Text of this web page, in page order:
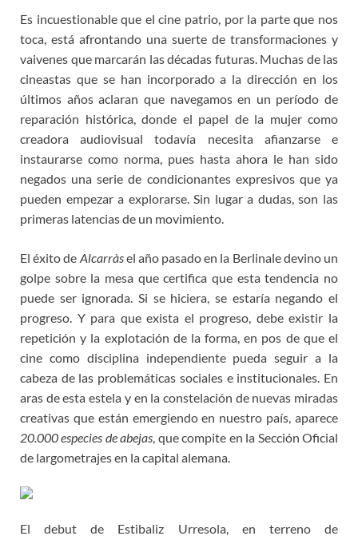
o
k
r
o
n
n
k
e
e
s
t
Es incuestionable que el cine patrio, por la parte que nos
toca, está afrontando una suerte de transformaciones y
vaivenes que marcarán las décadas futuras. Muchas de las
cineastas que se han incorporado a la dirección en los
últimos años aclaran que navegamos en un período de
reparación histórica, donde el papel de la mujer como
creadora audiovisual todavía necesita afianzarse e
instaurarse como norma, pues hasta ahora le han sido
negados una serie de condicionantes expresivos que ya
pueden empezar a explorarse. Sin lugar a dudas, son las
primeras latencias de un movimiento.
El éxito de Alcarràsel año pasado en la Berlinale devino un
golpe sobre la mesa que certifica que esta tendencia no
puede ser ignorada. Si se hiciera, se estaría negando el
progreso. Y para que exista el progreso, debe existir la
repetición y la explotación de la forma, en pos de que el
cine como disciplina independiente pueda seguir a la
cabeza de las problemáticas sociales e institucionales. En
aras de esta estela y en la constelación de nuevas miradas
creativas que están emergiendo en nuestro país, aparece
20.000 especies de abejas, que compite en la Sección Oficial
de largometrajes en la capital alemana.
El debut de Estibaliz Urresola, en terreno de